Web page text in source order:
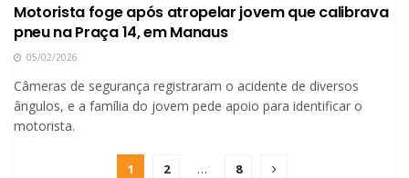
Motorista foge após atropelar jovem que calibrava
pneu na Praça 14, em Manaus
05/02/2026
Câmeras de segurança registraram o acidente de diversos
ângulos, e a família do jovem pede apoio para identificar o
motorista.
1 2 … 8